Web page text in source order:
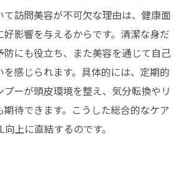
visitが心の健康をサポート
での生活が変わる訪問美容の力
訪問美容が不可欠な理由は、健康面
好影響を与えるからです。清潔な身だ
防にも役立ち、また美容を通じて自己
感じられます。具体的には、定期的
ーが頭皮環境を整え、気分転換やリ
期待できます。こうした総合的なケア
上に直結するのです。